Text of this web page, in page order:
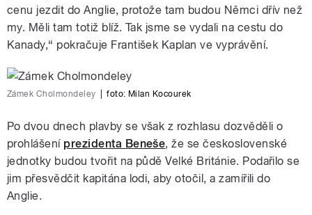
cenu jezdit do Anglie, protože tam budou Němci dřív než
my. Měli tam totiž blíž. Tak jsme se vydali na cestu do
Kanady,“ pokračuje František Kaplan ve vyprávění.
Zámek Cholmondeley foto:Milan Kocourek
Po dvou dnech plavby se však z rozhlasu dozvěděli o
prohlášení prezidenta Beneše, že se československé
jednotky budou tvořit na půdě Velké Británie. Podařilo se
jim přesvědčit kapitána lodi, aby otočil, a zamířili do
Anglie.